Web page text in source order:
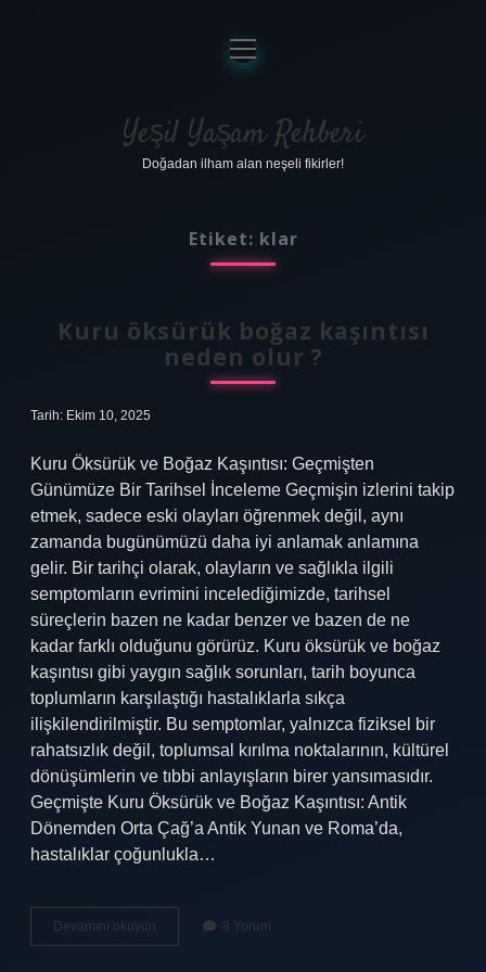
Anasayfa
Gizlilik Politikası
Yasal Uyarı
menüyü
aç
Yeşil Yaşam Rehberi
Doğadan ilham alan neşeli fikirler!
Etiket: klar
Kuru öksürük boğaz kaşıntısı
neden olur ?
Tarih: Ekim 10, 2025
Kuru Öksürük ve Boğaz Kaşıntısı: Geçmişten
Günümüze Bir Tarihsel İnceleme Geçmişin izlerini takip
etmek, sadece eski olayları öğrenmek değil, aynı
zamanda bugünümüzü daha iyi anlamak anlamına
gelir. Bir tarihçi olarak, olayların ve sağlıkla ilgili
semptomların evrimini incelediğimizde, tarihsel
süreçlerin bazen ne kadar benzer ve bazen de ne
kadar farklı olduğunu görürüz. Kuru öksürük ve boğaz
kaşıntısı gibi yaygın sağlık sorunları, tarih boyunca
toplumların karşılaştığı hastalıklarla sıkça
ilişkilendirilmiştir. Bu semptomlar, yalnızca fiziksel bir
rahatsızlık değil, toplumsal kırılma noktalarının, kültürel
dönüşümlerin ve tıbbi anlayışların birer yansımasıdır.
Geçmişte Kuru Öksürük ve Boğaz Kaşıntısı: Antik
Dönemden Orta Çağ’a Antik Yunan ve Roma’da,
hastalıklar çoğunlukla…
Devamını okuyun
öksürük
8 Yorum